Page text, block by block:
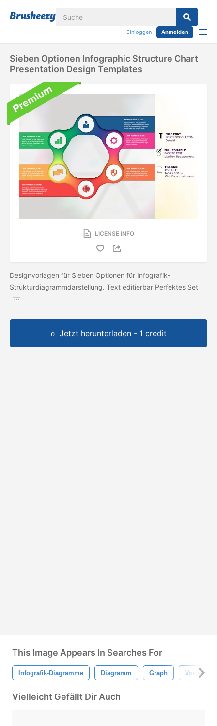
Einloggen Anmelden
Sieben Optionen Infographic Structure Chart
Presentation Design Templates
LICENSE INFO
Designvorlagen für Sieben Optionen für Infografik-
Strukturdiagrammdarstellung. Text editierbar Perfektes Set
Jetzt herunterladen - 1 credit
This Image Appears In Searches For
Infografik-Diagramme Diagramm Graph Vorlage
Vielleicht Gefällt Dir Auch